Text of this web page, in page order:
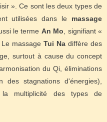
». Ce sont les deux types de
utilisées dans le massage
le terme An Mo, signifiant «
massage Tui Nadiffère des
surtout à cause du concept
du Qi, éliminations
des stagnations d'énergies),
multiplicité des types de